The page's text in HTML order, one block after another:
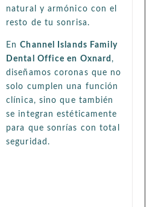
natural y armónico con el
resto de tu sonrisa.
EnChannel Islands Family
Dental Office en Oxnard,
diseñamos coronas que no
solo cumplen una función
clínica, sino que también
se integran estéticamente
para que sonrías con total
seguridad.